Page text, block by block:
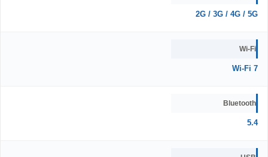
2G / 3G / 4G / 5G
Wi-Fi
Wi-Fi 7
Bluetooth
5.4